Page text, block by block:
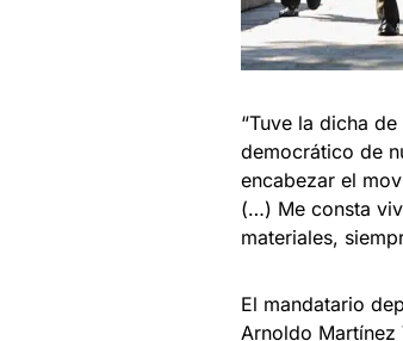
“Tuve la dicha
democrático de
encabezar el
(…) Me consta
materiales,
El mandatario
Arnoldo Martínez